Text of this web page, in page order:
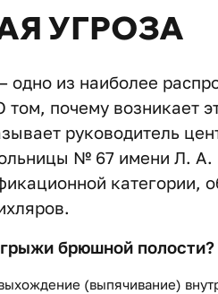
УГРОЗА
одно из наиболее
том, почему возникает
руководитель
№ 67 имени Л. А.
категории,
брюшной полости?
(выпячивание)